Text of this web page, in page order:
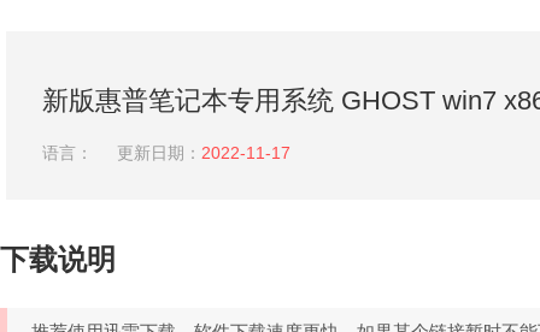
新版惠普笔记本专用系统 GHOST win7
V2022.11
语言： 更新日期： 2022-11-17
下载说明